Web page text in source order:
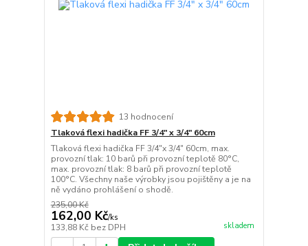
13 hodnocení
Tlaková flexi hadička FF 3/4" x 3/4" 60cm
Tlaková flexi hadička FF 3/4"x 3/4" 60cm, max.
provozní tlak: 10 barů při provozní teplotě 80°C,
max. provozní tlak: 8 barů při provozní teplotě
100°C. Všechny naše výrobky jsou pojištěny a je na
ně vydáno prohlášení o shodě.
235,00 Kč
162,00 Kč/ks
133,88 Kč bez DPH skladem